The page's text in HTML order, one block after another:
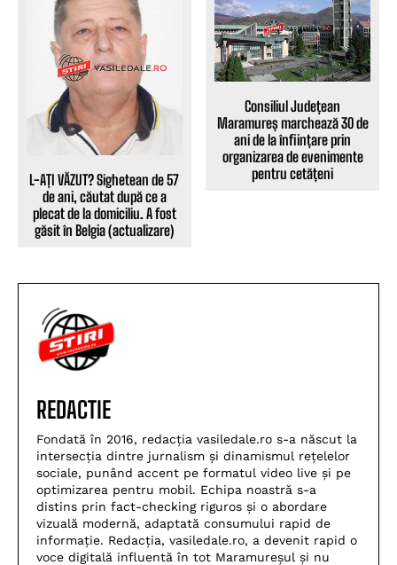
L-AȚI VĂZUT? Sighetean de 57
de ani, căutat după ce a
plecat de la domiciliu. A fost
găsit în Belgia (actualizare)
Consiliul Județean
Maramureș marchează 30 de
ani de la înființare prin
organizarea de evenimente
pentru cetățeni
REDACTIE
Fondată în 2016, redacția vasiledale.ro s-a născut la
intersecția dintre jurnalism și dinamismul rețelelor
sociale, punând accent pe formatul video live și pe
optimizarea pentru mobil. Echipa noastră s-a
distins prin fact-checking riguros și o abordare
vizuală modernă, adaptată consumului rapid de
informație. Redacția, vasiledale.ro, a devenit rapid o
voce digitală influentă în tot Maramureșul și nu